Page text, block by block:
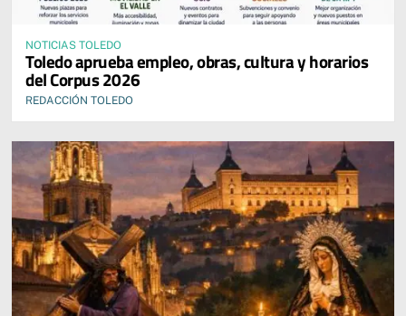
NOTICIAS TOLEDO
Toledo aprueba empleo, obras, cultura y horarios
del Corpus 2026
REDACCIÓN TOLEDO